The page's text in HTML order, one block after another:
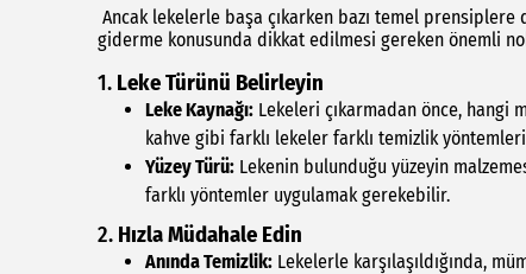
Ancak lekelerle başa çıkarken bazı temel
giderme konusunda dikkat edilmesi gereken önemli
1. Leke Türünü Belirleyin
Leke Kaynağı: Lekeleri çıkarmadan önce, hangi
kahve gibi farklı lekeler farklı temizlik
Yüzey Türü: Lekenin bulunduğu yüzeyin
farklı yöntemler uygulamak gerekebilir.
2. Hızla Müdahale Edin
Anında Temizlik: Lekelerle karşılaşıldığında,